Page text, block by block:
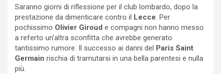
Saranno giorni di riflessione per il club lombardo, dopo la
prestazione da dimenticare contro il Lecce. Per
pochissimo Olivier Giroud e compagni non hanno messo
a referto un’altra sconfitta che avrebbe generato
tantissimo rumore. Il successo ai danni del Paris Saint
Germain rischia di tramutarsi in una bella parentesi e nulla
più.